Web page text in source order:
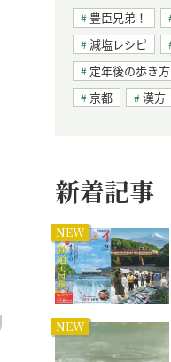
豊臣兄弟！
減塩レシピ
定年後の歩き方
京都
漢方
新着記事
NEW
NEW